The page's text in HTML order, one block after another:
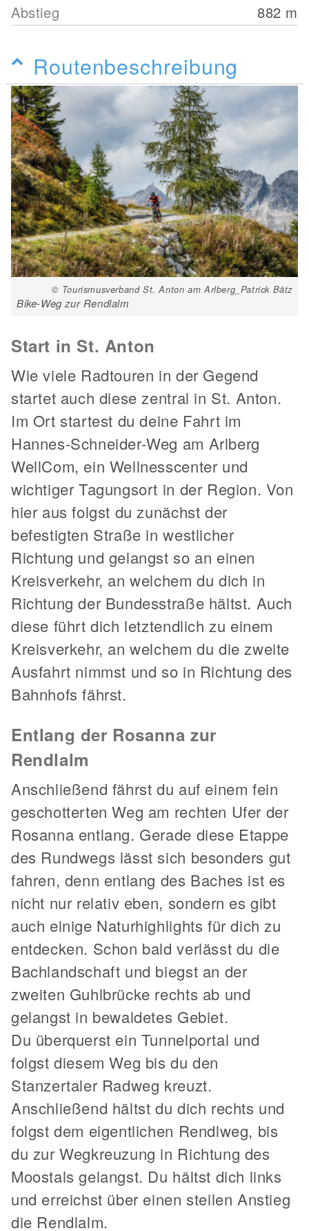
Abstieg
882 m
Routenbeschreibung
© Tourismusverband St. Anton am Arlberg_Patrick Bätz
Bike-Weg zur Rendlalm
Start in St. Anton
Wie viele Radtouren in der Gegend
startet auch diese zentral in St. Anton.
Im Ort startest du deine Fahrt im
Hannes-Schneider-Weg am Arlberg
WellCom, ein Wellnesscenter und
wichtiger Tagungsort in der Region. Von
hier aus folgst du zunächst der
befestigten Straße in westlicher
Richtung und gelangst so an einen
Kreisverkehr, an welchem du dich in
Richtung der Bundesstraße hältst. Auch
diese führt dich letztendlich zu einem
Kreisverkehr, an welchem du die zweite
Ausfahrt nimmst und so in Richtung des
Bahnhofs fährst.
Entlang der Rosanna zur
Rendlalm
Anschließend fährst du auf einem fein
geschotterten Weg am rechten Ufer der
Rosanna entlang. Gerade diese Etappe
des Rundwegs lässt sich besonders gut
fahren, denn entlang des Baches ist es
nicht nur relativ eben, sondern es gibt
auch einige Naturhighlights für dich zu
entdecken. Schon bald verlässt du die
Bachlandschaft und biegst an der
zweiten Guhlbrücke rechts ab und
gelangst in bewaldetes Gebiet.
Du überquerst ein Tunnelportal und
folgst diesem Weg bis du den
Stanzertaler Radweg kreuzt.
Anschließend hältst du dich rechts und
folgst dem eigentlichen Rendlweg, bis
du zur Wegkreuzung in Richtung des
Moostals gelangst. Du hältst dich links
und erreichst über einen steilen Anstieg
die Rendlalm.